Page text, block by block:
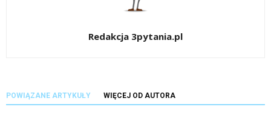
Redakcja 3pytania.pl
POWIĄZANE ARTYKUŁY WIĘCEJ OD AUTORA